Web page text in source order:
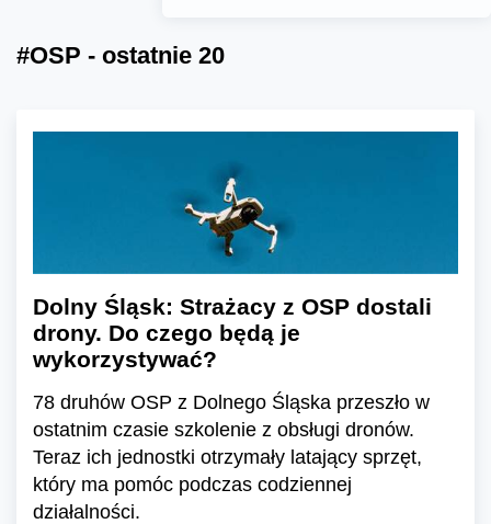
#OSP - ostatnie 20
Dolny Śląsk: Strażacy z OSP dostali
drony. Do czego będą je
wykorzystywać?
78 druhów OSP z Dolnego Śląska przeszło w
ostatnim czasie szkolenie z obsługi dronów.
Teraz ich jednostki otrzymały latający sprzęt,
który ma pomóc podczas codziennej
działalności.